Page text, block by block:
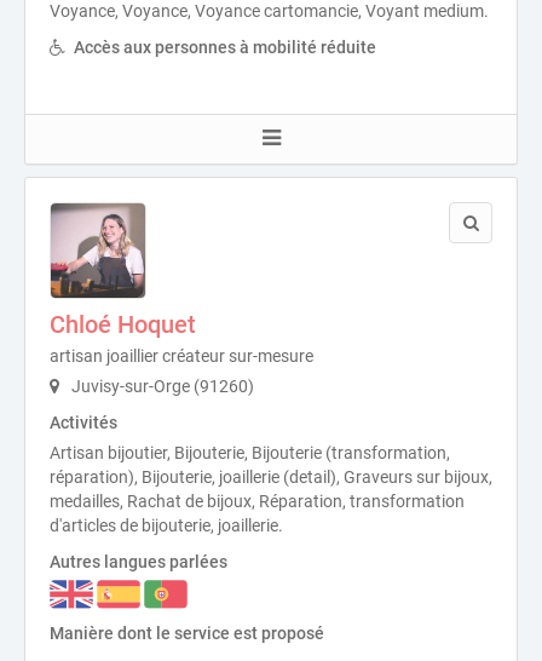
Voyance, Voyance, Voyance cartomancie, Voyant medium.
Accès aux personnes à mobilité réduite
Chloé Hoquet
artisan joaillier créateur sur-mesure
Juvisy-sur-Orge (91260)
Activités
Artisan bijoutier, Bijouterie, Bijouterie (transformation,
réparation), Bijouterie, joaillerie (detail), Graveurs sur bijoux,
medailles, Rachat de bijoux, Réparation, transformation
d'articles de bijouterie, joaillerie.
Autres langues parlées
Manière dont le service est proposé